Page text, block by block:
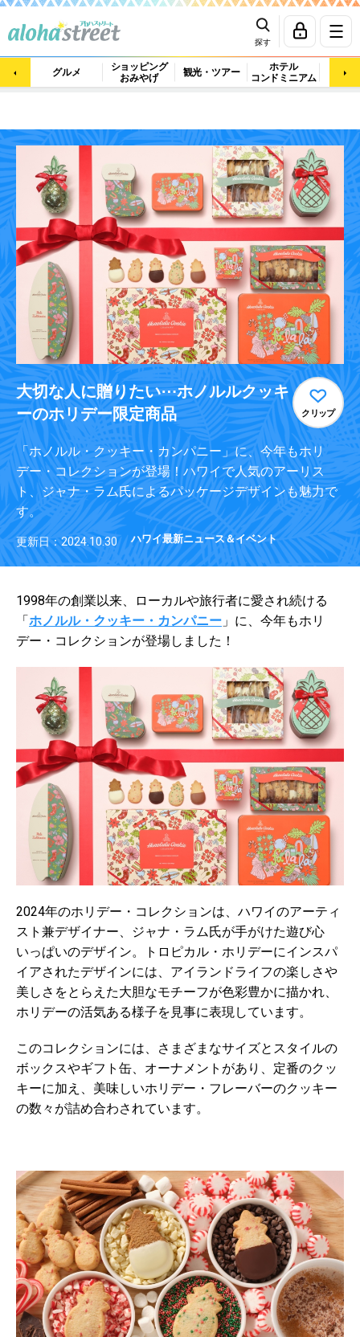
探す
グルメ
ショッピング
おみやげ
観光・ツアー
ホテル
コンドミニアム
マッ
大切な人に贈りたい⋯ホノルルクッキ
ーのホリデー限定商品
クリップ
「ホノルル・クッキー・カンパニー」に、今年もホリ
デー・コレクションが登場！ハワイで人気のアーリス
ト、ジャナ・ラム氏によるパッケージデザインも魅力で
す。
更新日：2024.10.30 ハワイ最新ニュース＆イベント
1998年の創業以来、ローカルや旅行者に愛され続ける
「ホノルル・クッキー・カンパニー 」に、今年もホリ
デー・コレクションが登場しました！
2024年のホリデー・コレクションは、ハワイのアーティ
スト兼デザイナー、ジャナ・ラム氏が手がけた遊び心
いっぱいのデザイン。トロピカル・ホリデーにインスパ
イアされたデザインには、アイランドライフの楽しさや
美しさをとらえた大胆なモチーフが色彩豊かに描かれ、
ホリデーの活気ある様子を見事に表現しています。
このコレクションには、さまざまなサイズとスタイルの
ボックスやギフト缶、オーナメントがあり、定番のクッ
キーに加え、美味しいホリデー・フレーバーのクッキー
の数々が詰め合わされています。